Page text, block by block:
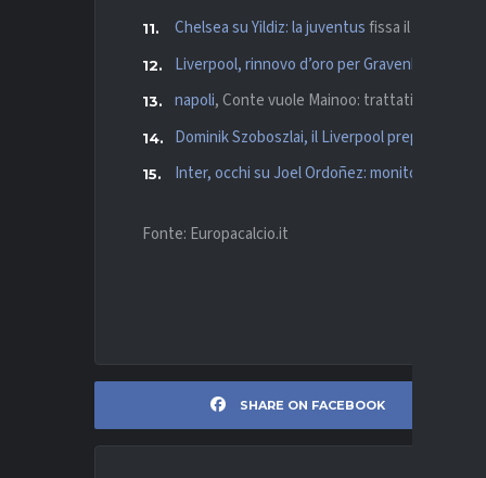
Chelsea su Yildiz: lajuventusfissa il prezzo e
Liverpool, rinnovo d’oro per Gravenberch:
napoli, Conte vuole Mainoo: trattativa col
Dominik Szoboszlai, il Liverpool prepara il
Inter, occhi su Joel Ordoñez: monitorato in
Fonte: Europacalcio.it
SHARE ON FACEBOOK